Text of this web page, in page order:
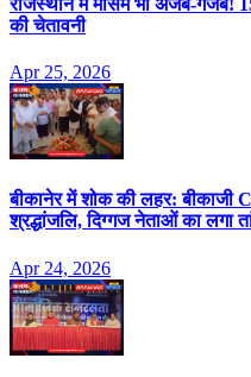
राजस्थान में मौसम भी अजब-गजब!
की चेतावनी
Apr 25, 2026
बीकानेर में शोक की लहर: बीकाजी
श्रद्धांजलि, दिग्गज नेताओं का लगा
Apr 24, 2026